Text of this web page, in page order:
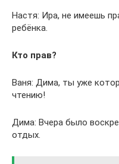
Настя: Ира, не имеешь
ребёнка.
Кто прав?
Ваня: Дима, ты уже
чтению!
Дима: Вчера было
отдых.